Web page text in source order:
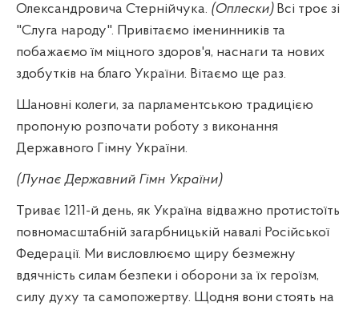
Олександровича Стернійчука. (Оплески) Всі троє зі
"Слуга народу". Привітаємо іменинників та
побажаємо їм міцного здоров'я, наснаги та нових
здобутків на благо України. Вітаємо ще раз.
Шановні колеги, за парламентською традицією
пропоную розпочати роботу з виконання
Державного Гімну України.
(Лунає Державний Гімн України)
Триває 1211-й день, як Україна відважно протистоїть
повномасштабній загарбницькій навалі Російської
Федерації. Ми висловлюємо щиру безмежну
вдячність силам безпеки і оборони за їх героїзм,
силу духу та самопожертву. Щодня вони стоять на